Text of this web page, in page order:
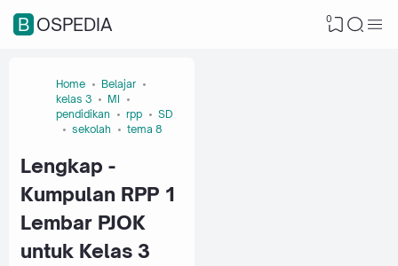
BOSPEDIA 0
Home
Belajar
kelas 3
MI
pendidikan
rpp
SD
sekolah
tema 8
Lengkap -
Kumpulan RPP 1
Lembar PJOK
untuk Kelas 3